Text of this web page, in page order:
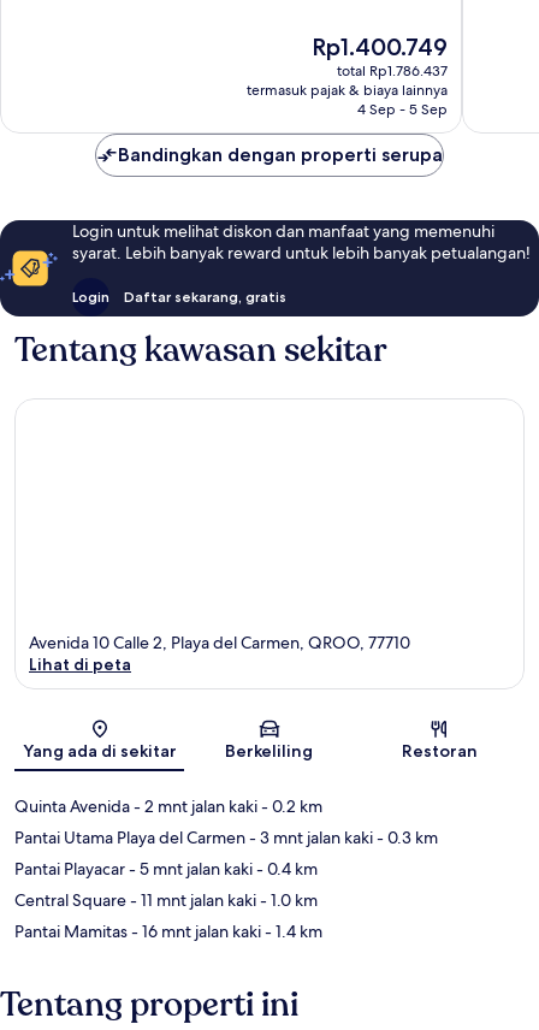
Carmen
Harga
sekarang
Rp1.400.749
Rp1.400.749
total Rp1.786.437
termasuk pajak & biaya lainnya
4 Sep - 5 Sep
Bandingkan dengan properti serupa
Login untuk melihat diskon dan manfaat yang memenuhi
syarat. Lebih banyak reward untuk lebih banyak petualangan!
Login Daftar sekarang, gratis
Tentang kawasan sekitar
Peta
Avenida 10 Calle 2, Playa del Carmen, QROO, 77710
Lihat di peta
Yang ada di sekitar Berkeliling Restoran
Quinta Avenida- 2 mnt jalan kaki- 0.2 km
Pantai Utama Playa del Carmen- 3 mnt jalan kaki- 0.3 km
Pantai Playacar- 5 mnt jalan kaki- 0.4 km
Central Square- 11 mnt jalan kaki- 1.0 km
Pantai Mamitas- 16 mnt jalan kaki- 1.4 km
Tentang properti ini